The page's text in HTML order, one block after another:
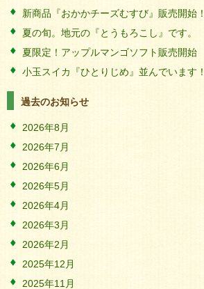
新商品『おかかチーズむすび』販売開始！
夏の旬。地元の『とうもろこし』です。
夏限定！アップルマンゴソフト販売開始
小玉スイカ『ひとりじめ』並んでいます！
過去のお知らせ
2026年8月
2026年7月
2026年6月
2026年5月
2026年4月
2026年3月
2026年2月
2025年12月
2025年11月